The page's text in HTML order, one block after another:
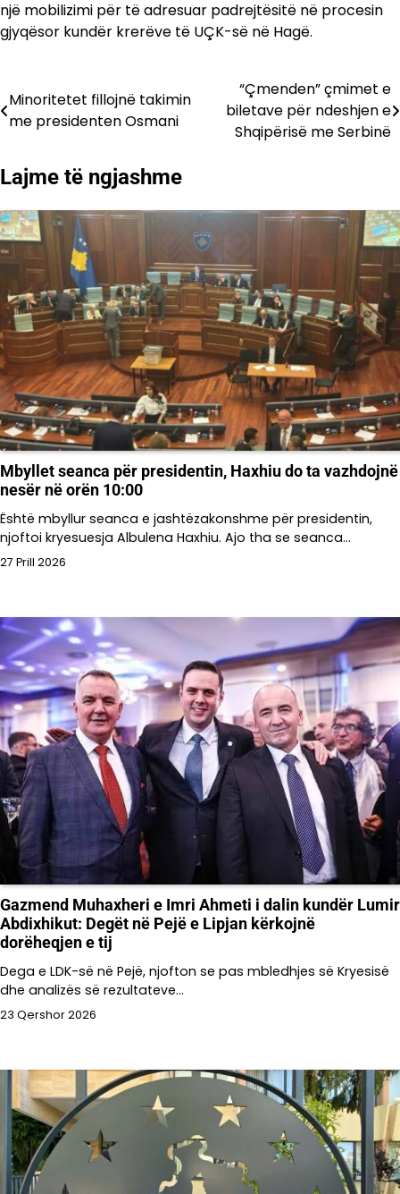
një mobilizimi për të adresuar padrejtësitë në procesin
gjyqësor kundër krerëve të UÇK-së në Hagë.
Lëvizje
te
Minoritetet fillojnë takimin
me presidenten Osmani
“Çmenden” çmimet e
biletave për ndeshjen e
Shqipërisë me Serbinë
Lajme të ngjashme
Mbyllet seanca për presidentin, Haxhiu do ta vazhdojnë
nesër në orën 10:00
Është mbyllur seanca e jashtëzakonshme për presidentin,
njoftoi kryesuesja Albulena Haxhiu. Ajo tha se seanca…
27 Prill 2026
Gazmend Muhaxheri e Imri Ahmeti i dalin kundër Lumir
Abdixhikut: Degët në Pejë e Lipjan kërkojnë
dorëheqjen e tij
Dega e LDK-së në Pejë, njofton se pas mbledhjes së Kryesisë
dhe analizës së rezultateve…
23 Qershor 2026